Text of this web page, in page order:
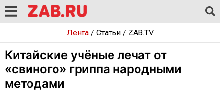
Лента/ Статьи/ ZAB.TV
Китайские учёные лечат от
«свиного» гриппа народными
методами